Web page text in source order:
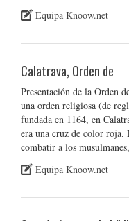
Equipa Knoow.net
Calatrava, Orden de
Presentación de la Orden
una orden religiosa (de
fundada en 1164, en
era una cruz de color roja.
combatir a los
Equipa Knoow.net